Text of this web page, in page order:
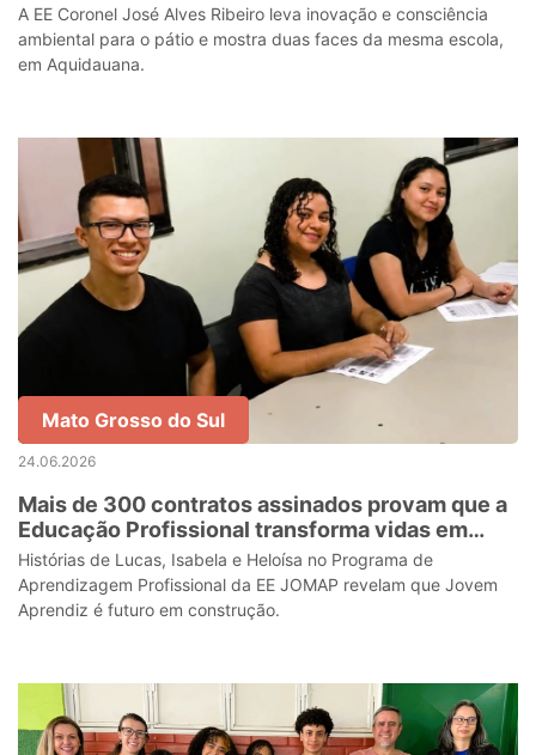
A EE Coronel José Alves Ribeiro leva inovação e consciência
ambiental para o pátio e mostra duas faces da mesma escola,
em Aquidauana.
Mato Grosso do Sul
24.06.2026
Mais de 300 contratos assinados provam que a
Educação Profissional transforma vidas em
Três Lagoas
Histórias de Lucas, Isabela e Heloísa no Programa de
Aprendizagem Profissional da EE JOMAP revelam que Jovem
Aprendiz é futuro em construção.